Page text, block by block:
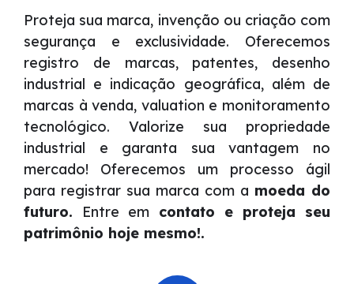
Proteja sua marca, invenção ou criação com
segurança e exclusividade. Oferecemos
registro de marcas, patentes, desenho
industrial e indicação geográfica, além de
marcas à venda, valuation e monitoramento
tecnológico. Valorize sua propriedade
industrial e garanta sua vantagem no
mercado! Oferecemos um processo ágil
para registrar sua marca com a moeda do
futuro. Entre em contato e proteja seu
patrimônio hoje mesmo!.